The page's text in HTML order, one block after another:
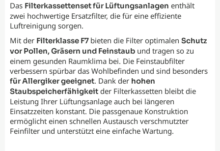
Das Filterkassettenset für Lüftungsanlagen enthält
zwei hochwertige Ersatzfilter, die für eine effiziente
Luftreinigung sorgen.
Mit der Filterklasse F7 bieten die Filter optimalen Schutz
vor Pollen, Gräsern und Feinstaub und tragen so zu
einem gesunden Raumklima bei. Die Feinstaubfilter
verbessern spürbar das Wohlbefinden und sind besonders
für Allergiker geeignet. Dank der hohen
Staubspeicherfähigkeit der Filterkassetten bleibt die
Leistung Ihrer Lüftungsanlage auch bei längeren
Einsatzzeiten konstant. Die passgenaue Konstruktion
ermöglicht einen schnellen Austausch verschmutzter
Feinfilter und unterstützt eine einfache Wartung.